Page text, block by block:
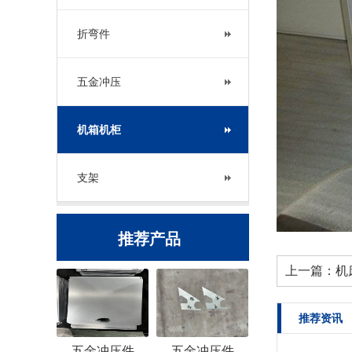
折弯件
五金冲压
机箱机柜
支架
推荐产品
上一篇： 机
推荐资讯